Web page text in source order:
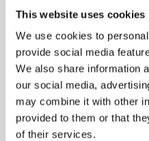
This website uses cookies
We use cookies to
provide social media
We also share information
our social media,
may combine it with other
provided to them or that
of their services.
(cap), Januzaj (Juanmi,
min.89) y Willian José.
Goles : 0-1: William J.,
Árbitro: Iglesias
locales Maffeo,
visitantes Llorente y